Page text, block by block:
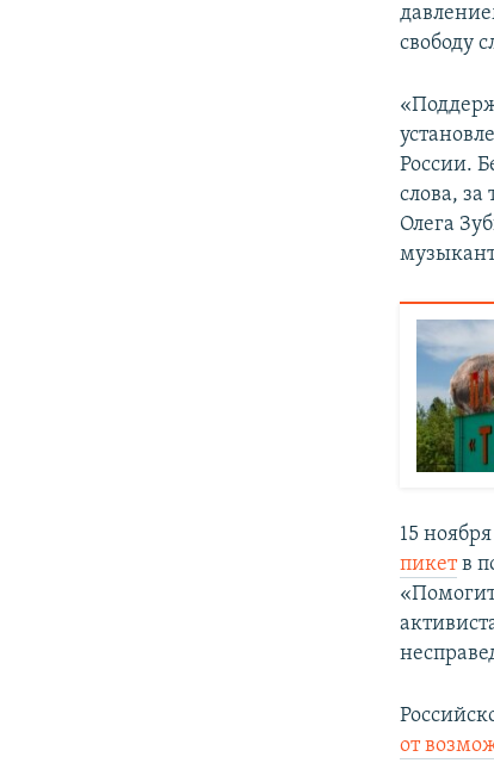
свободу
России.
слова,
Олега
15
пикетв
от